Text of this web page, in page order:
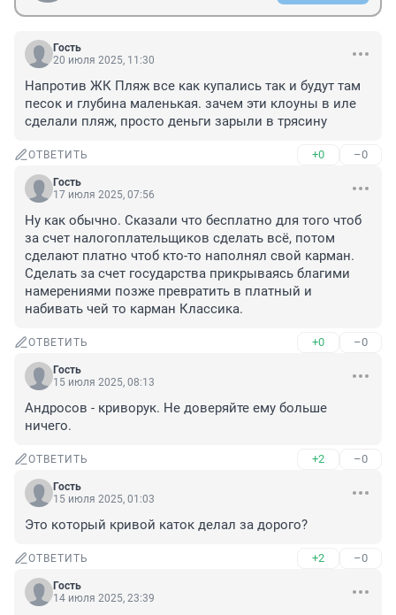
Гость
20 июля 2025, 11:30
Напротив ЖК Пляж все как купались так и будут там
песок и глубина маленькая. зачем эти клоуны в иле
сделали пляж, просто деньги зарыли в трясину
ОТВЕТИТЬ +0 –0
Гость
17 июля 2025, 07:56
Ну как обычно. Сказали что бесплатно для того чтоб
за счет налогоплательщиков сделать всё, потом
сделают платно чтоб кто-то наполнял свой карман.
Сделать за счет государства прикрываясь благими
намерениями позже превратить в платный и
набивать чей то карман Классика.
ОТВЕТИТЬ +0 –0
Гость
15 июля 2025, 08:13
Андросов - криворук. Не доверяйте ему больше
ничего.
ОТВЕТИТЬ +2 –0
Гость
15 июля 2025, 01:03
Это который кривой каток делал за дорого?
ОТВЕТИТЬ +2 –0
Гость
14 июля 2025, 23:39